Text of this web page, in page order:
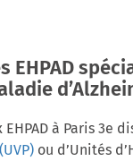
EHPAD
à Paris 3e
ou d’Unités